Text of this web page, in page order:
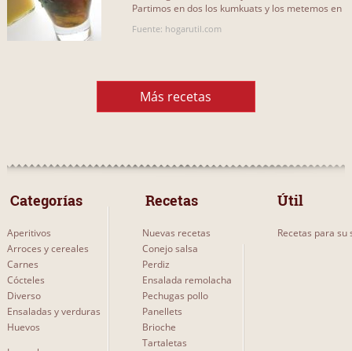
Partimos en dos los kumkuats y los metemos en
Fuente: hogarutil.com
Más recetas
Categorías
Aperitivos
Arroces y cereales
Carnes
Cócteles
Diverso
Ensaladas y verduras
Huevos
Recetas
Nuevas recetas
Conejo salsa
Perdiz
Ensalada remolacha
Pechugas pollo
Panellets
Brioche
Tartaletas
Útil
Recetas para su